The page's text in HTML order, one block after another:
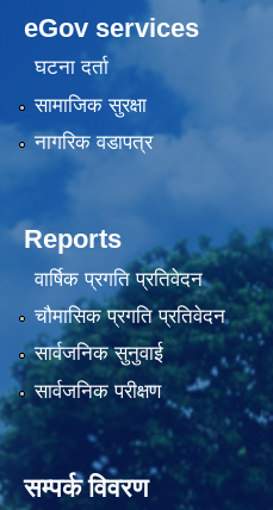
eGov services
घटना दर्ता
सामाजिक सुरक्षा
नागरिक वडापत्र
Reports
वार्षिक प्रगति प्रतिवेदन
चौमासिक प्रगति प्रतिवेदन
सार्वजनिक सुनुवाई
सार्वजनिक परीक्षण
सम्पर्क विवरण